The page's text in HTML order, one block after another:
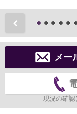
メー
現況の確認